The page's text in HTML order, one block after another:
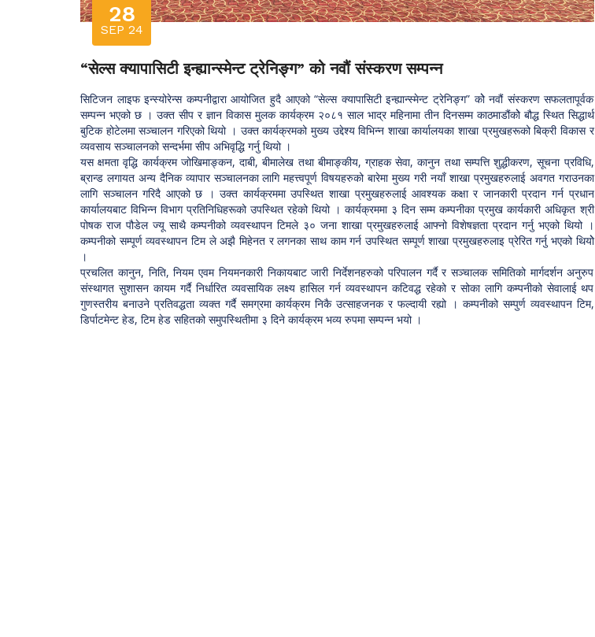
28
SEP 24
“सेल्स क्यापासिटी इन्ह्यान्स्मेन्ट ट्रेनिङ्ग” को नवौं संस्करण सम्पन्न
सिटिजन लाइफ इन्स्योरेन्स कम्पनीद्वारा आयोजित हुदै आएको “सेल्स क्यापासिटी इन्ह्यान्स्मेन्ट ट्रेनिङ्ग” कोे नवौं संस्करण सफलतापूर्वक
सम्पन्न भएको छ । उक्त सीप र ज्ञान विकास मुलक कार्यक्रम २०८१ साल भाद्र महिनामा तीन दिनसम्म काठमाडौंकोे बौद्ध स्थित सिद्धार्थ
बुटिक होटेलमा सञ्चालन गरिएको थियो । उक्त कार्यक्रमको मुख्य उद्देश्य विभिन्न शाखा कार्यालयका शाखा प्रमुखहरूको बिक्री विकास र
व्यवसाय सञ्चालनको सन्दर्भमा सीप अभिवृद्धि गर्नु थियो ।
यस क्षमता वृद्धि कार्यक्रम जोखिमाङ्कन, दाबी, बीमालेख तथा बीमाङ्कीय, ग्राहक सेवा, कानुन तथा सम्पत्ति शुद्धीकरण, सूचना प्रविधि,
ब्रान्ड लगायत अन्य दैनिक व्यापार सञ्चालनका लागि महत्त्वपूर्ण विषयहरुको बारेमा मुख्य गरी नयाँ शाखा प्रमुखहरुलाई अवगत गराउनका
लागि सञ्चालन गरिदै आएको छ । उक्त कार्यक्रममा उपस्थित शाखा प्रमुखहरुलाई आवश्यक कक्षा र जानकारी प्रदान गर्न प्रधान
कार्यालयबाट विभिन्न विभाग प्रतिनिधिहरूको उपस्थित रहेको थियो । कार्यक्रममा ३ दिन सम्म कम्पनीका प्रमुख कार्यकारी अधिकृत श्री
पोषक राज पौडेल ज्यू साथै कम्पनीको व्यवस्थापन टिमले ३० जना शाखा प्रमुखहरुलाई आफ्नो विशेषज्ञता प्रदान गर्नु भएको थियो ।
कम्पनीको सम्पूर्ण व्यवस्थापन टिम ले अझै मिहेनत र लगनका साथ काम गर्न उपस्थित सम्पूर्ण शाखा प्रमुखहरुलाइ प्रेरित गर्नु भएको थियोे
।
प्रचलित कानुन, निति, नियम एवम नियमनकारी निकायबाट जारी निर्देशनहरुको परिपालन गर्दै र सञ्चालक समितिको मार्गदर्शन अनुरुप
संस्थागत सुशासन कायम गर्दै निर्धारित व्यवसायिक लक्ष्य हासिल गर्न व्यवस्थापन कटिवद्ध रहेको र सोका लागि कम्पनीको सेवालाई थप
गुणस्तरीय बनाउने प्रतिवद्धता व्यक्त गर्दै समग्रमा कार्यक्रम निकै उत्साहजनक र फल्दायी रह्यो । कम्पनीको सम्पुर्ण व्यवस्थापन टिम,
डिर्पाटमेन्ट हेड, टिम हेड सहितको समुपस्थितीमा ३ दिने कार्यक्रम भव्य रुपमा सम्पन्न भयो ।